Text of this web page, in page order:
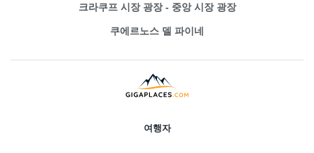
크라쿠프 시장 광장 - 중앙 시장 광장
쿠에르노스 델 파이네
여행자